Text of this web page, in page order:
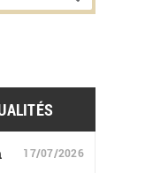
17/07/2026